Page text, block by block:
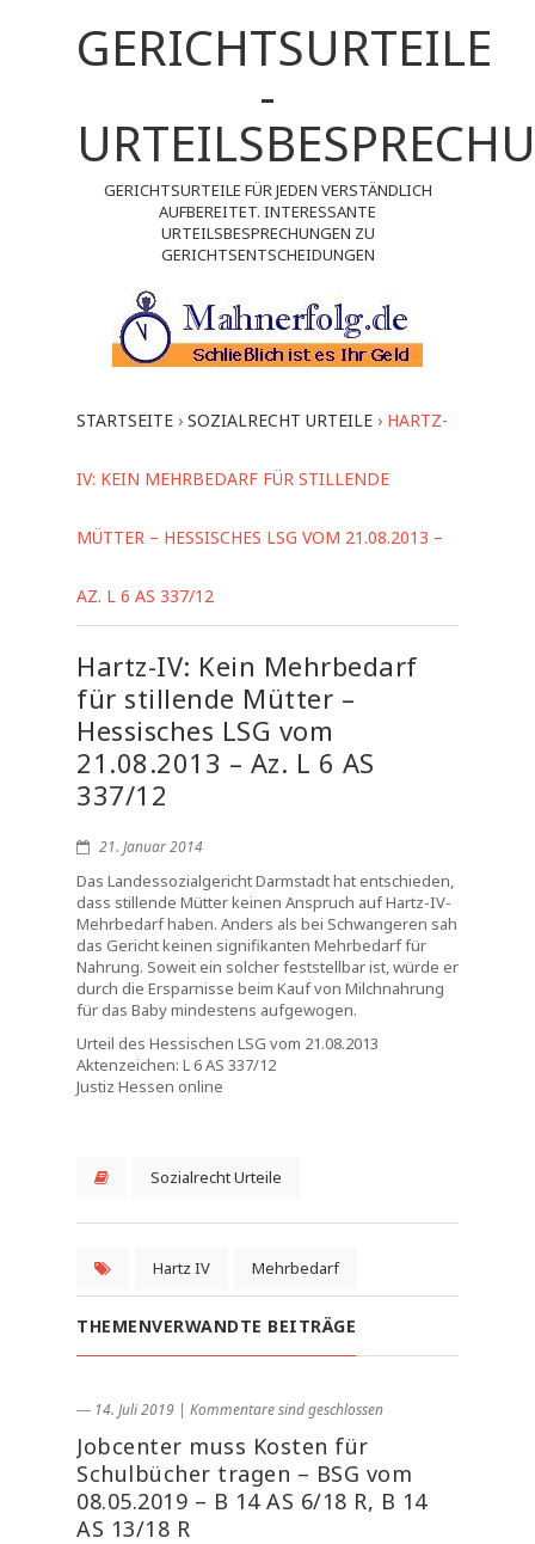
GERICHTSURTEILE
-
GERICHTSURTEILE FÜR JEDEN VERSTÄNDLICH
AUFBEREITET. INTERESSANTE
URTEILSBESPRECHUNGEN ZU
GERICHTSENTSCHEIDUNGEN
STARTSEITE › SOZIALRECHT URTEILE › HARTZ-
IV: KEIN MEHRBEDARF FÜR STILLENDE
MÜTTER – HESSISCHES LSG VOM 21.08.2013 –
AZ. L 6 AS 337/12
Hartz-IV: Kein Mehrbedarf
für stillende Mütter –
Hessisches LSG vom
21.08.2013 – Az. L 6 AS
337/12
21. Januar 2014
Das Landessozialgericht Darmstadt hat entschieden,
dass stillende Mütter keinen Anspruch auf Hartz-IV-
Mehrbedarf haben. Anders als bei Schwangeren sah
das Gericht keinen signifikanten Mehrbedarf für
Nahrung. Soweit ein solcher feststellbar ist, würde er
durch die Ersparnisse beim Kauf von Milchnahrung
für das Baby mindestens aufgewogen.
Urteil des Hessischen LSG vom 21.08.2013
Aktenzeichen: L 6 AS 337/12
Justiz Hessen online
Sozialrecht Urteile
Hartz IV Mehrbedarf
THEMENVERWANDTE BEITRÄGE
― 14. Juli 2019 | Kommentare sind geschlossen
Jobcenter muss Kosten für
Schulbücher tragen – BSG vom
08.05.2019 – B 14 AS 6/18 R, B 14
AS 13/18 R